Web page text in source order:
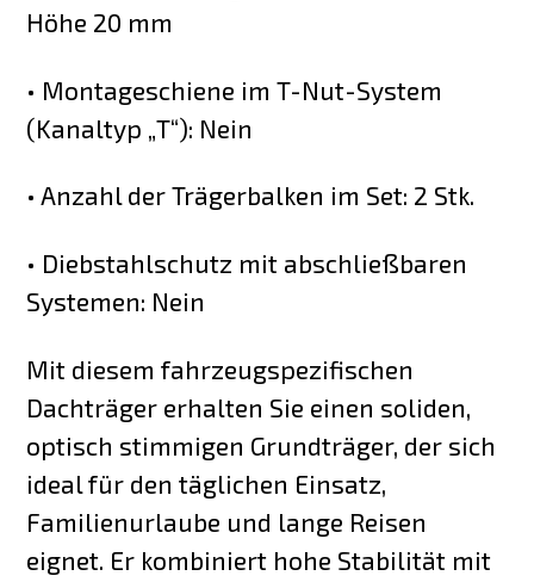
Höhe 20 mm
• Montageschiene im T-Nut-System
(Kanaltyp „T“): Nein
• Anzahl der Trägerbalken im Set: 2 Stk.
• Diebstahlschutz mit abschließbaren
Systemen: Nein
Mit diesem fahrzeugspezifischen
Dachträger erhalten Sie einen soliden,
optisch stimmigen Grundträger, der sich
ideal für den täglichen Einsatz,
Familienurlaube und lange Reisen
eignet. Er kombiniert hohe Stabilität mit